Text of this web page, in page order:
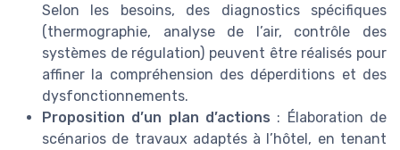
Selon les besoins, des diagnostics spécifiques
(thermographie, analyse de l’air, contrôle des
systèmes de régulation) peuvent être réalisés pour
affiner la compréhension des déperditions et des
dysfonctionnements.
Proposition d’un plan d’actions : Élaboration de
scénarios de travaux adaptés à l’hôtel, en tenant